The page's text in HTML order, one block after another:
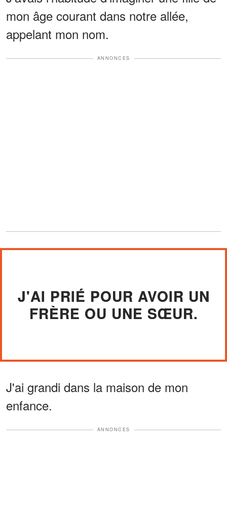
mon âge courant dans notre allée,
appelant mon nom.
ANNONCES
J'AI PRIÉ POUR AVOIR UN
FRÈRE OU UNE SŒUR.
J'ai grandi dans la maison de mon
enfance.
ANNONCES